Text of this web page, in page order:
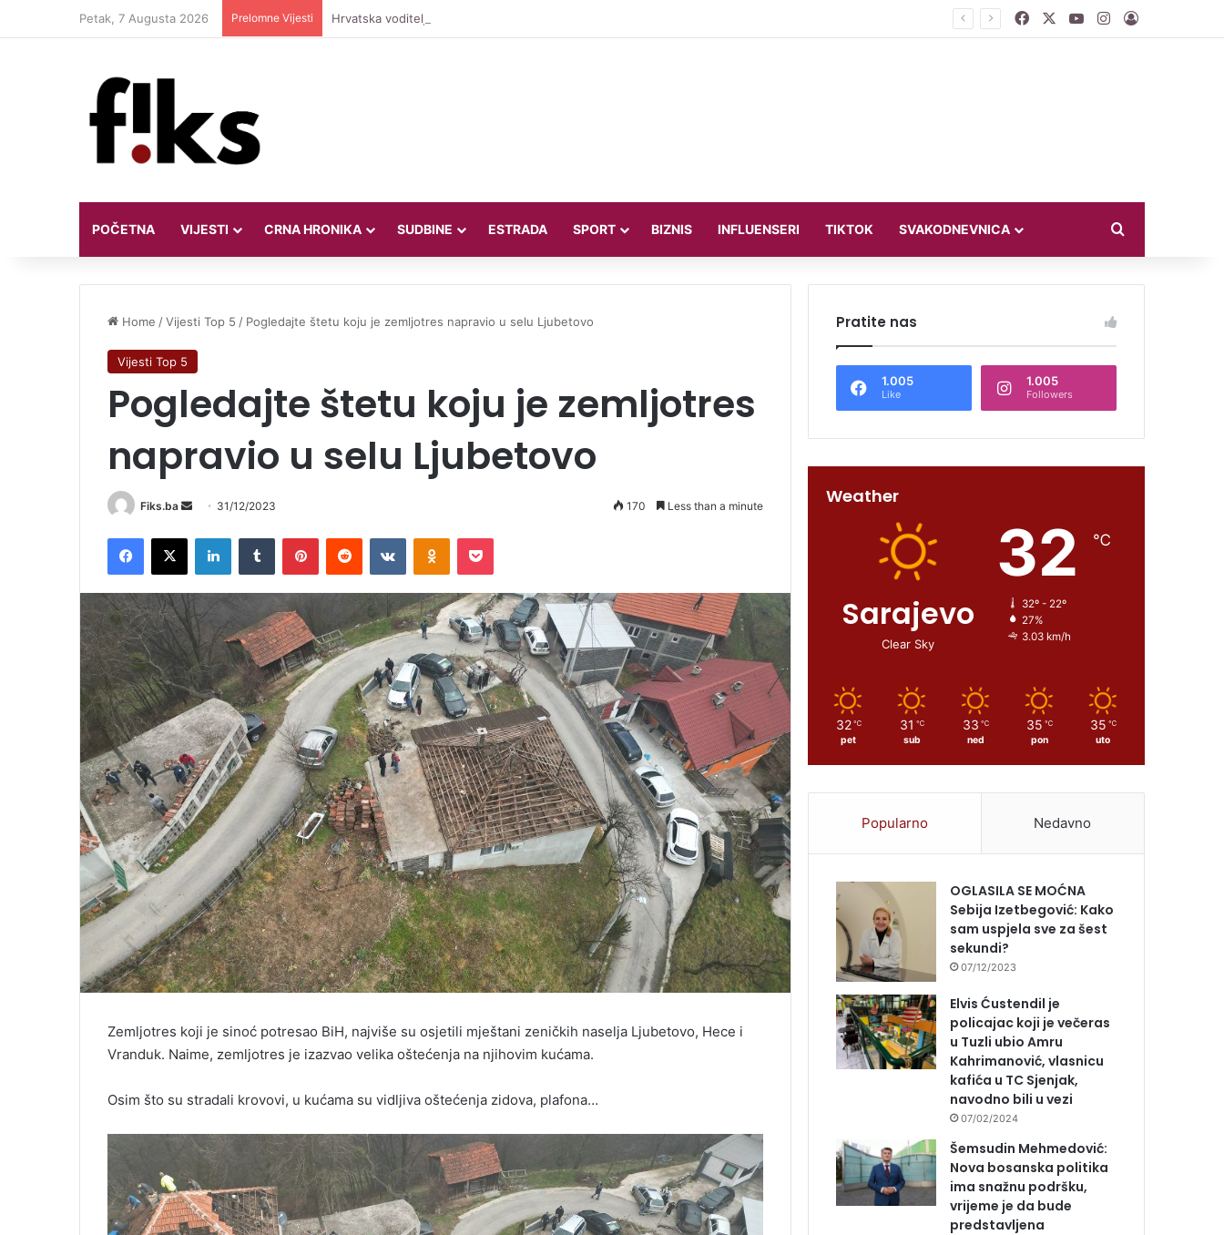
Petak, 7 Augusta 2026 Prelomne Vijesti Hrvatska voditeljica Valentina Miletić koju porede s Dilettom Leotom oduševila pozirajući u bikiniju FacebookYouTubeInstagram
Log In
POČETNA VIJESTI CRNA HRONIKA SUDBINE ESTRADA SPORT BIZNIS INFLUENSERI TIKTOK SVAKODNEVNICA
Home /Vijesti Top 5 / Pogledajte štetu koju je zemljotres napravio u selu Ljubetovo
Vijesti Top 5
Pogledajte štetu koju je zemljotres
napravio u selu Ljubetovo
Fiks.ba
Send
email
31/12/2023 170 Less than a minute
Facebook
X LinkedInTumblr PinterestReddit VKontakteOdnoklassniki
Pocket
Zemljotres koji je sinoć potresao BiH, najviše su osjetili mještani zeničkih naselja Ljubetovo, Hece i
Vranduk. Naime, zemljotres je izazvao velika oštećenja na njihovim kućama.
Osim što su stradali krovovi, u kućama su vidljiva oštećenja zidova, plafona…
Pratite nas
1.005
Like
1.005
Followers
Weather
Sarajevo
Clear Sky
32 ℃
32º - 22º
27%
3.03 km/h
32 ℃
pet
31 ℃
sub
33 ℃
ned
35 ℃
pon
35 ℃
uto
Popularno Nedavno
OGLASILA SE MOĆNA
Sebija Izetbegović: Kako
sam uspjela sve za šest
sekundi?
07/12/2023
Elvis Ćustendil je
policajac koji je večeras
u Tuzli ubio Amru
Kahrimanović, vlasnicu
kafića u TC Sjenjak,
navodno bili u vezi
07/02/2024
Šemsudin Mehmedović:
Nova bosanska politika
ima snažnu podršku,
vrijeme je da bude
predstavljena